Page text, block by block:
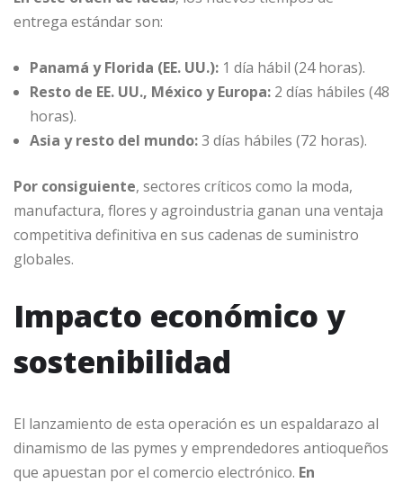
entrega estándar son:
Panamá y Florida (EE. UU.): 1 día hábil (24 horas).
Resto de EE. UU., México y Europa: 2 días hábiles (48
horas).
Asia y resto del mundo:3 días hábiles (72 horas).
Por consiguiente, sectores críticos como la moda,
manufactura, flores y agroindustria ganan una ventaja
competitiva definitiva en sus cadenas de suministro
globales.
Impacto económico y
sostenibilidad
El lanzamiento de esta operación es un espaldarazo al
dinamismo de las pymes y emprendedores antioqueños
que apuestan por el comercio electrónico. En